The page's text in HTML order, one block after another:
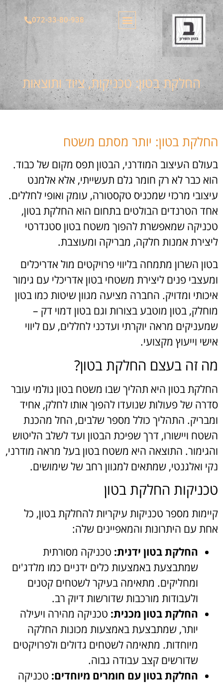
072-33-80-938
החלקת בטון: טכניקות, ציוד ותוצאות
החלקת בטון: יותר מסתם משטח
בעולם העיצוב המודרני, הבטון תפס מקום של כבוד.
הוא כבר לא רק חומר גלם תעשייתי, אלא אלמנט
עיצובי מרכזי שמכניס טקסטורה, עומק ואופי לחללים.
אחד הטרנדים הבולטים בתחום הוא החלקת בטון,
טכניקה שמאפשרת להפוך משטח בטון סטנדרטי
ליצירת אמנות חלקה, מבריקה ומעוצבת.
בטון השרון מתמחה בליווי פרויקטים מול אדריכלים
ומעצבי פנים ליצירת משטחי בטון אדריכלי עם גימור
איכותי ומדויק. החברה מציעה מגוון שיטות כמו בטון
מוחלק, בטון מוטבע בצורות וגם בטון דמוי דק –
שמעניקים מראה יוקרתי ועדכני לחללים, עם ליווי
אישי וייעוץ מקצועי.
מה זה בעצם החלקת בטון?
החלקת בטון היא תהליך שבו משטח בטון גולמי עובר
סדרה של פעולות שנועדו להפוך אותו לחלק, אחיד
ומבריק. התהליך כולל מספר שלבים, החל מהכנת
השטח ויישורו, דרך שפיכת הבטון ועד לשלב הליטוש
והגימור. התוצאה היא משטח בטון בעל מראה מודרני,
נקי ואלגנטי, שמתאים למגוון רחב של שימושים.
טכניקות החלקת בטון
קיימות מספר טכניקות עיקריות להחלקת בטון, כל
אחת עם היתרונות והמאפיינים שלה:
החלקת בטון ידנית: טכניקה מסורתית
שמתבצעת באמצעות כלים ידניים כמו מלדג'ים
ומחליקים. מתאימה בעיקר לשטחים קטנים
ולעבודות מורכבות שדורשות דיוק רב.
החלקת בטון מכנית: טכניקה מהירה ויעילה
יותר, שמתבצעת באמצעות מכונות החלקה
מיוחדות. מתאימה לשטחים גדולים ולפרויקטים
שדורשים קצב עבודה גבוה.
החלקת בטון עם חומרים מיוחדים: טכניקה